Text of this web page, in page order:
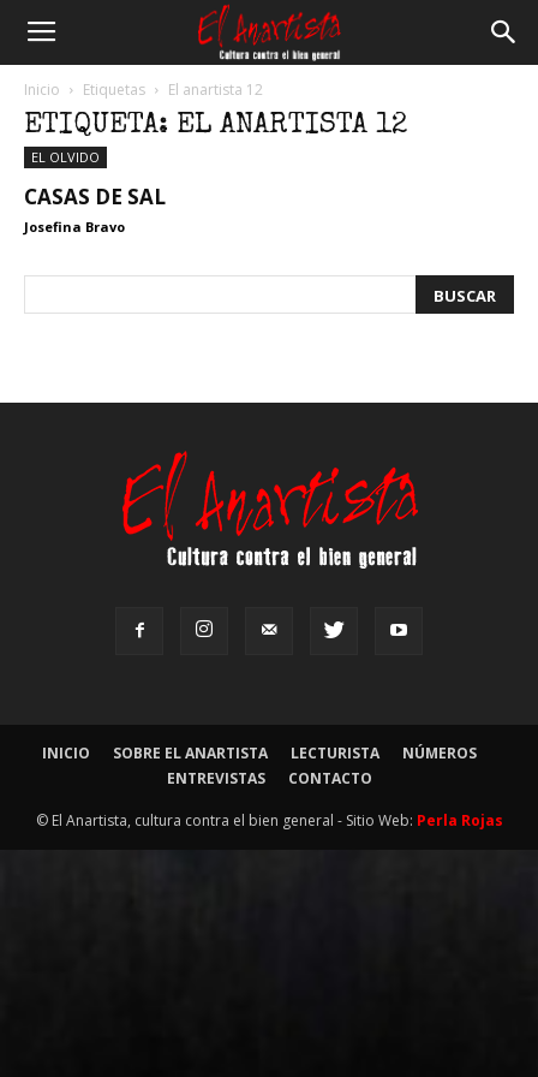
Anartista
Inicio Etiquetas El anartista 12
ETIQUETA: EL ANARTISTA 12
EL OLVIDO
CASAS DE SAL
Josefina Bravo
INICIO SOBRE EL ANARTISTA LECTURISTA
NÚMEROS
ENTREVISTAS
CONTACTO
© El Anartista, cultura contra el bien general - Sitio Web: Perla Rojas